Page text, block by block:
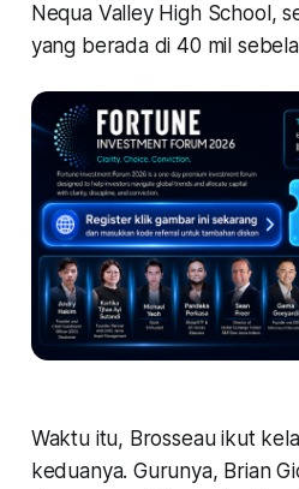
Nequa Valley High School,
yang berada di 40 mil
Waktu itu, Brosseau ikut
keduanya. Gurunya, Brian